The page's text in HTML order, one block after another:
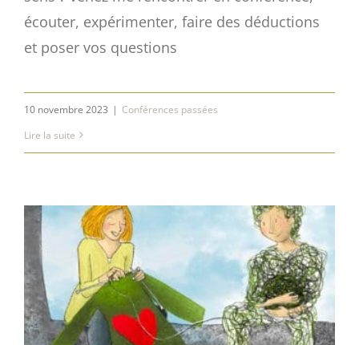
écouter, expérimenter, faire des déductions
et poser vos questions
10 novembre 2023 | Conférences passées
Lire la suite